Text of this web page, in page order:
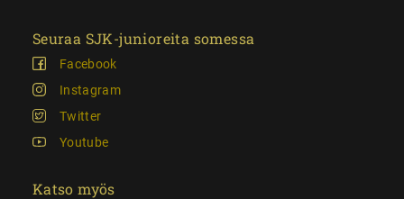
Seuraa SJK-junioreita somessa
Facebook
Instagram
Twitter
Youtube
Katso myös